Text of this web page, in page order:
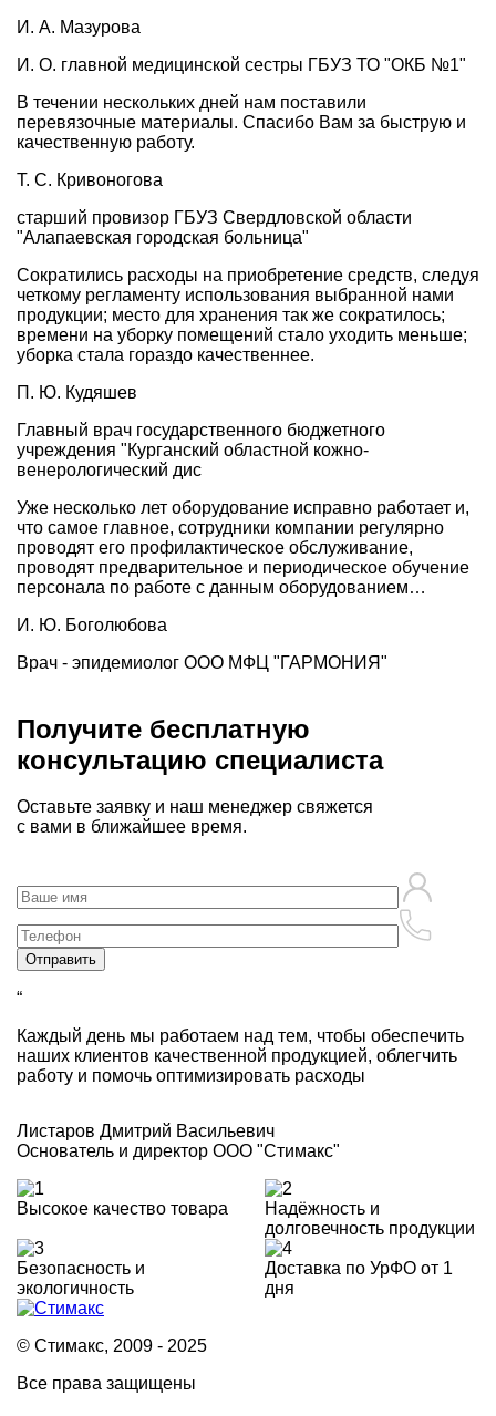
И. А. Мазурова
И. О. главной медицинской сестры ГБУЗ ТО "ОКБ №1"
В течении нескольких дней нам поставили
перевязочные материалы. Спасибо Вам за быструю и
качественную работу.
Т. С. Кривоногова
старший провизор ГБУЗ Свердловской области
"Алапаевская городская больница"
Сократились расходы на приобретение средств, следуя
четкому регламенту использования выбранной нами
продукции; место для хранения так же сократилось;
времени на уборку помещений стало уходить меньше;
уборка стала гораздо качественнее.
П. Ю. Кудяшев
Главный врач государственного бюджетного
учреждения "Курганский областной кожно-
венерологический дис
Уже несколько лет оборудование исправно работает и,
что самое главное, сотрудники компании регулярно
проводят его профилактическое обслуживание,
проводят предварительное и периодическое обучение
персонала по работе с данным оборудованием…
И. Ю. Боголюбова
Врач - эпидемиолог ООО МФЦ "ГАРМОНИЯ"
Получите бесплатную
консультацию специалиста
Оставьте заявку и наш менеджер свяжется
с вами в ближайшее время.
“
Каждый день мы работаем над тем, чтобы обеспечить
наших клиентов качественной продукцией, облегчить
работу и помочь оптимизировать расходы
Листаров Дмитрий Васильевич
Основатель и директор ООО "Стимакс"
Высокое качество товара
Надёжность и
долговечность продукции
Безопасность и
экологичность
Доставка по УрФО от 1
дня
© Стимакс, 2009 - 2025
Все права защищены